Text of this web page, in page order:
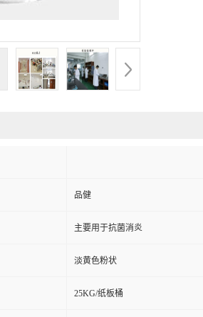
品健
主要用于抗菌消炎
淡黄色粉状
25KG/纸板桶